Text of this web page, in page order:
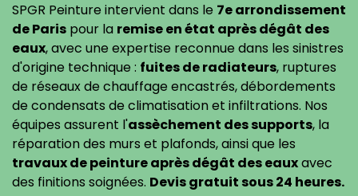
SPGR Peinture intervient dans le 7e arrondissement
de Paris pour la remise en état après dégât des
eaux, avec une expertise reconnue dans les sinistres
d'origine technique : fuites de radiateurs, ruptures
de réseaux de chauffage encastrés, débordements
de condensats de climatisation et infiltrations. Nos
équipes assurent l'assèchement des supports, la
réparation des murs et plafonds, ainsi que les
travaux de peinture après dégât des eauxavec
des finitions soignées. Devis gratuit sous 24 heures.